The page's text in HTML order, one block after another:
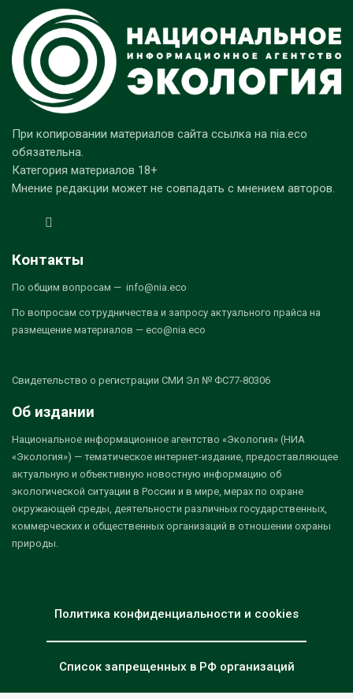
При копировании материалов сайта ссылка на nia.eco
обязательна.
Категория материалов 18+
Мнение редакции может не совпадать с мнением авторов.
Контакты
По общим вопросам — info@nia.eco
По вопросам сотрудничества и запросу актуального прайса на
размещение материалов — eco@nia.eco
Свидетельство о регистрации СМИ Эл № ФС77-80306
Об издании
Национальное информационное агентство «Экология» (НИА
«Экология») — тематическое интернет-издание, предоставляющее
актуальную и объективную новостную информацию об
экологической ситуации в России и в мире, мерах по охране
окружающей среды, деятельности различных государственных,
коммерческих и общественных организаций в отношении охраны
природы.
Политика конфиденциальности и cookies
Список запрещенных в РФ организаций